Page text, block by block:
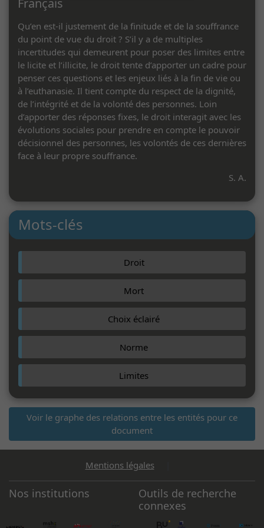
Français
Qu’en est-il justement de la finitude et de la souffrance
du point de vue du droit ? S’il y a de multiples
incertitudes qui demeurent pour poser des limites entre
le licite et l’illicite, le droit tente d’apporter un cadre pour
penser ces questions et les enjeux liés à la fin de vie ou
à l’euthanasie. Il tient compte du respect de la dignité,
de l’intégrité et de la volonté des personnes. Loin
d’apporter des réponses fixes, le droit interagit avec les
évolutions sociales pour prendre en compte le pouvoir
décisionnel des personnes, les volontés de ces dernières
face à leur propre souffrance.
S. A.
Mots-clés
Droit
Mort
Choix éclairé
Norme
Limites
Voir le graphe des relations entre les entités pour ce
document
Mentions légales
Nos institutions
Outils de recherche
connexes